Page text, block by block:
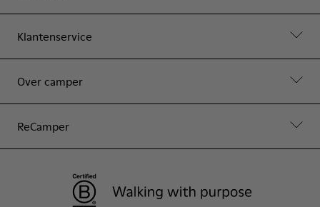
Klantenservice
Over camper
ReCamper